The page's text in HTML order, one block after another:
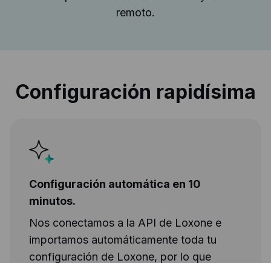
remoto.
Configuración rapidísima
Configuración automática en 10
minutos.
Nos conectamos a la API de Loxone e
importamos automáticamente toda tu
configuración de Loxone, por lo que